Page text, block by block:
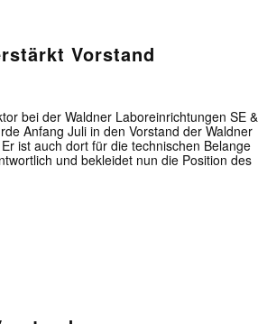
Vorstand
bei der Waldner Laboreinrichtungen SE &
Anfang Juli in den Vorstand der Waldner
ist auch dort für die technischen Belange
und bekleidet nun die Position des